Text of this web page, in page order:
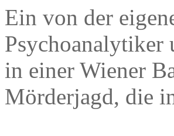
Ein von der
in einer Wiener
Mörderjagd, die